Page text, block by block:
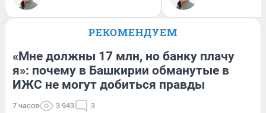
РЕКОМЕНДУЕМ
«Мне должны 17 млн, но банку плачу
я»: почему в Башкирии обманутые в
ИЖС не могут добиться правды
7 часов 3 943 3